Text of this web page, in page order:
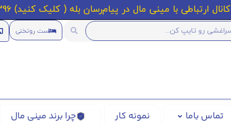
کانال ارتباطی با مینی مال در پیام‌رسان بله ( کلیک کنید) 09218315396
ست روتختی
تماس باما نمونه کار چرا برند مینی مال